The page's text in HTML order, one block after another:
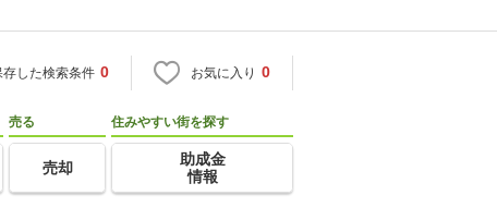
存した検索条件 0 お気に入り 0
売る
売却
住みやすい街を探す
助成金
情報